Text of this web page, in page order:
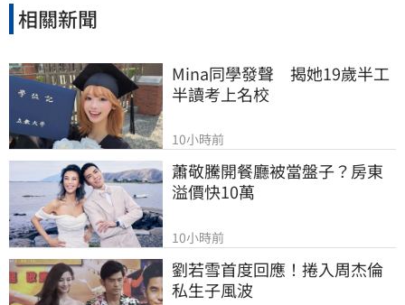
相關新聞
Mina同學發聲　揭她19歲半工
半讀考上名校
10小時前
蕭敬騰開餐廳被當盤子？房東
溢價快10萬
10小時前
劉若雪首度回應！捲入周杰倫
私生子風波